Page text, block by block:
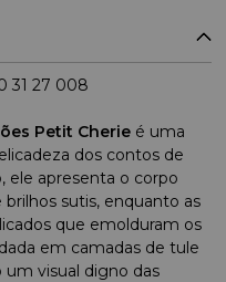
31 27 008
Petit Cherie é uma
dos contos de
ele apresenta o corpo
sutis, enquanto as
que emolduram os
em camadas de tule
visual digno das